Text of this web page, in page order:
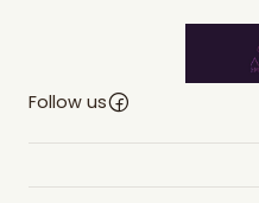
Follow us